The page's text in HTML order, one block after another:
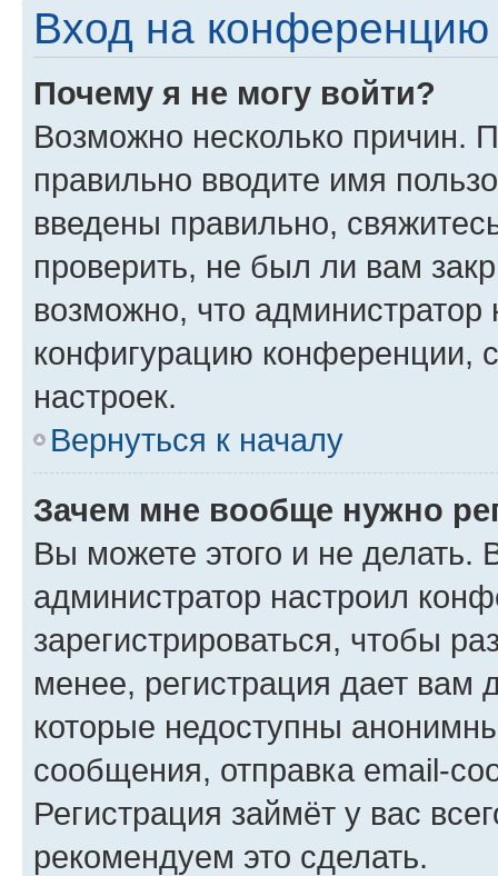
Вход на конференцию
Почему я не могу войти?
Возможно несколько причин.
правильно вводите имя
введены правильно,
проверить, не был ли вам
возможно, что администратор
конфигурацию конференции,
настроек.
Вернуться к началу
Зачем мне вообще нужно
Вы можете этого и не делать.
администратор настроил
зарегистрироваться, чтобы
менее, регистрация дает вам
которые недоступны
сообщения, отправка email-
Регистрация займёт у вас
рекомендуем это сделать.